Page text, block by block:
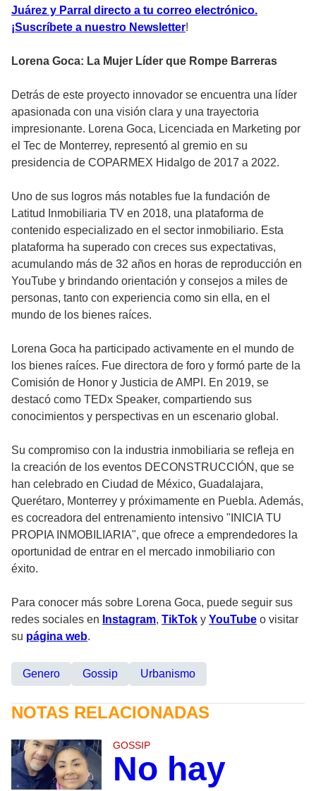
Juárez y Parral directo a tu correo electrónico.
¡Suscríbete a nuestro Newsletter!
Lorena Goca: La Mujer Líder que Rompe Barreras
Detrás de este proyecto innovador se encuentra una líder
apasionada con una visión clara y una trayectoria
impresionante. Lorena Goca, Licenciada en Marketing por
el Tec de Monterrey, representó al gremio en su
presidencia de COPARMEX Hidalgo de 2017 a 2022.
Uno de sus logros más notables fue la fundación de
Latitud Inmobiliaria TV en 2018, una plataforma de
contenido especializado en el sector inmobiliario. Esta
plataforma ha superado con creces sus expectativas,
acumulando más de 32 años en horas de reproducción en
YouTube y brindando orientación y consejos a miles de
personas, tanto con experiencia como sin ella, en el
mundo de los bienes raíces.
Lorena Goca ha participado activamente en el mundo de
los bienes raíces. Fue directora de foro y formó parte de la
Comisión de Honor y Justicia de AMPI. En 2019, se
destacó como TEDx Speaker, compartiendo sus
conocimientos y perspectivas en un escenario global.
Su compromiso con la industria inmobiliaria se refleja en
la creación de los eventos DECONSTRUCCIÓN, que se
han celebrado en Ciudad de México, Guadalajara,
Querétaro, Monterrey y próximamente en Puebla. Además,
es cocreadora del entrenamiento intensivo "INICIA TU
PROPIA INMOBILIARIA", que ofrece a emprendedores la
oportunidad de entrar en el mercado inmobiliario con
éxito.
Para conocer más sobre Lorena Goca, puede seguir sus
redes sociales en Instagram, TikTok y YouTube o visitar
su página web.
Genero Gossip Urbanismo
NOTAS RELACIONADAS
GOSSIP
No hay